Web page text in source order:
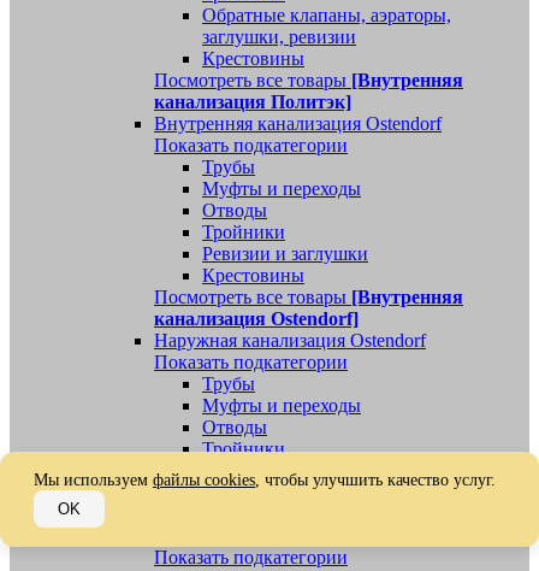
Обратные клапаны, аэраторы,
заглушки, ревизии
Крестовины
Посмотреть все товары [Внутренняя
канализация Политэк]
Внутренняя канализация Ostendorf
Показать подкатегории
Трубы
Муфты и переходы
Отводы
Тройники
Ревизии и заглушки
Крестовины
Посмотреть все товары [Внутренняя
канализация Ostendorf]
Наружная канализация Ostendorf
Показать подкатегории
Трубы
Муфты и переходы
Отводы
Тройники
Ревизии, заглушки, обратные клапаны
Посмотреть все товары[Наружная
Показать подкатегории
Мы используем файлы cookies, чтобы улучшить качество услуг.
OK